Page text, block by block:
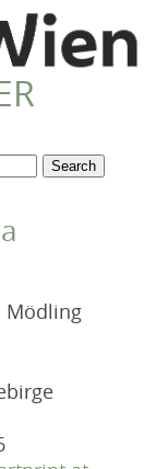
MITGLIEDER
VEREIN
Musil Gedenkraum
TEXTE
Mödling